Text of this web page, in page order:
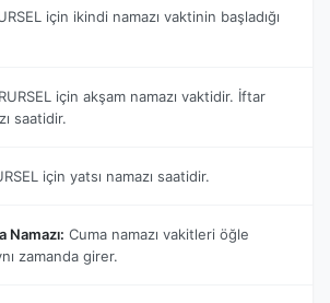
için ikindi namazı vaktinin başladığı
için akşam namazı vaktidir. İftar
saatidir.
için yatsı namazı saatidir.
Namazı: Cuma namazı vakitleri öğle
zamanda girer.